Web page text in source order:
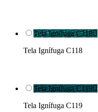
Tela Ignífuga C118
Tela Ignífuga C118
Tela Ignífuga C119
Tela Ignífuga C119